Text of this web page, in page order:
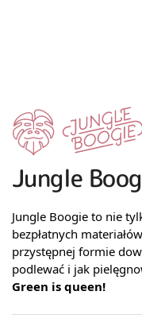
Jungle
Jungle Boogie to nie
bezpłatnych
przystępnej formie
podlewać i jak
Green is queen!